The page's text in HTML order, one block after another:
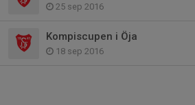
25 sep 2016
Kompiscupen i Öja
18 sep 2016